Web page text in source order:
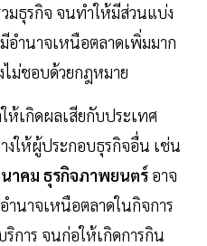
ธุรกิจ จนทำให้มีส่วนแบ่ง
อำนาจเหนือตลาดเพิ่มมาก
ไม่ชอบด้วยกฎหมาย
ห้เกิดผลเสียกับประเทศ
งให้ผู้ประกอบธุรกิจอื่น เช่น
าคม ธุรกิจภาพยนตร์ อาจ
ำนาจเหนือตลาดในกิจการ
ริการ จนก่อให้เกิดการกิน